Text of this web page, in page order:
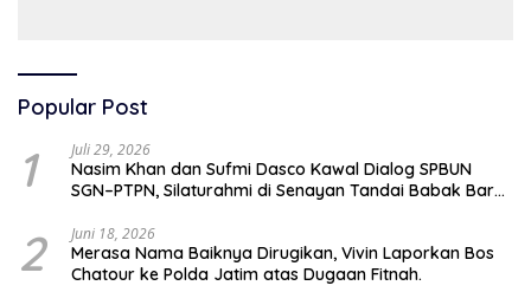
bangsa dan menjaga
demokrasi Indonesia.
Popular Post
1 Juli 29, 2026
Nasim Khan dan Sufmi Dasco Kawal Dialog SPBUN
SGN–PTPN, Silaturahmi di Senayan Tandai Babak Baru
2 Juni 18, 2026
Merasa Nama Baiknya Dirugikan, Vivin Laporkan Bos
Chatour ke Polda Jatim atas Dugaan Fitnah.